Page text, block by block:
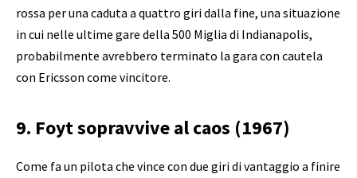
rossa per una caduta a quattro giri dalla fine, una situazione
in cui nelle ultime gare della 500 Miglia di Indianapolis,
probabilmente avrebbero terminato la gara con cautela
con Ericsson come vincitore.
9. Foyt sopravvive al caos (1967)
Come fa un pilota che vince con due giri di vantaggio a finire